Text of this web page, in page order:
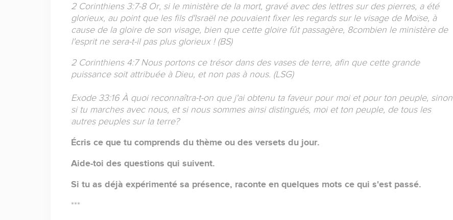
2 Corinthiens 3:7-8 Or, si le ministère de la mort, gravé avec des lettres sur des pierres, a été
glorieux, au point que les fils d'Israël ne pouvaient fixer les regards sur le visage de Moïse, à
cause de la gloire de son visage, bien que cette gloire fût passagère, 8combien le ministère de
l'esprit ne sera-t-il pas plus glorieux ! (BS)
2 Corinthiens 4:7 Nous portons ce trésor dans des vases de terre, afin que cette grande
puissance soit attribuée à Dieu, et non pas à nous. (LSG)
Exode 33:16 À quoi reconnaîtra-t-on que j'ai obtenu ta faveur pour moi et pour ton peuple, sinon
si tu marches avec nous, et si nous sommes ainsi distingués, moi et ton peuple, de tous les
autres peuples sur la terre?
Écris ce que tu comprends du thème ou des versets du jour.
Aide-toi des questions qui suivent.
Si tu as déjà expérimenté sa présence, raconte en quelques mots ce qui s'est passé.
***